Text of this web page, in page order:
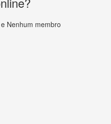
Nenhum membro